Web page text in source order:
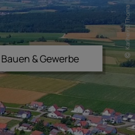
Bauen & Gewerbe
Karlheinz Thoma